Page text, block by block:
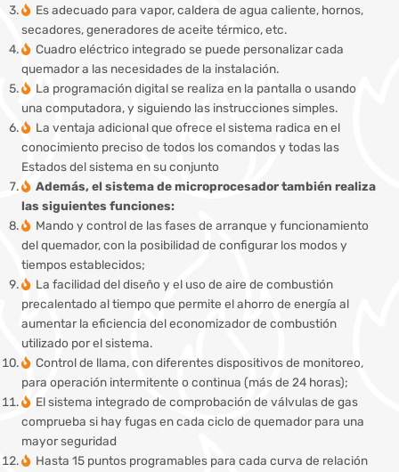
Es adecuado para vapor, caldera de agua caliente, hornos,
secadores, generadores de aceite térmico, etc.
Cuadro eléctrico integrado se puede personalizar cada
quemador a las necesidades de la instalación.
La programación digital se realiza en la pantalla o usando
una computadora, y siguiendo las instrucciones simples.
La ventaja adicional que ofrece el sistema radica en el
conocimiento preciso de todos los comandos y todas las
Estados del sistema en su conjunto
Además, el sistema de microprocesador también realiza
las siguientes funciones:
Mando y control de las fases de arranque y funcionamiento
del quemador, con la posibilidad de configurar los modos y
tiempos establecidos;
La facilidad del diseño y el uso de aire de combustión
precalentado al tiempo que permite el ahorro de energía al
aumentar la eficiencia del economizador de combustión
utilizado por el sistema.
Control de llama, con diferentes dispositivos de monitoreo,
para operación intermitente o continua (más de 24 horas);
El sistema integrado de comprobación de válvulas de gas
comprueba si hay fugas en cada ciclo de quemador para una
mayor seguridad
Hasta 15 puntos programables para cada curva de relación